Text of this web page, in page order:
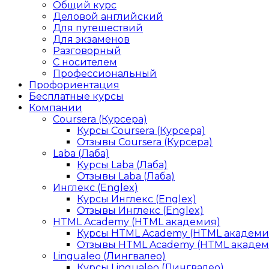
Общий курс
Деловой английский
Для путешествий
Для экзаменов
Разговорный
С носителем
Профессиональный
Профориентация
Бесплатные курсы
Компании
Coursera (Курсера)
Курсы Coursera (Курсера)
Отзывы Coursera (Курсера)
Laba (Лаба)
Курсы Laba (Лаба)
Отзывы Laba (Лаба)
Инглекс (Englex)
Курсы Инглекс (Englex)
Отзывы Инглекс (Englex)
HTML Academy (HTML академия)
Курсы HTML Academy (HTML
Отзывы HTML Academy (HTML
Lingualeo (Лингвалео)